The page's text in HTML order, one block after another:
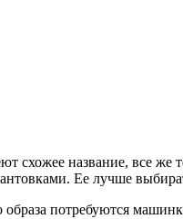
схожее название, все же
Ее лучше
потребуются